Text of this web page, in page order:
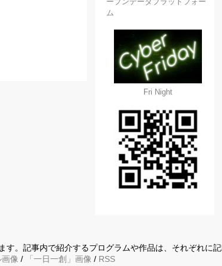
ム
Fri Night
す。記事内で紹介するプログラムや作品は、それぞれに
像 / 「一日一創」画像 / RSS